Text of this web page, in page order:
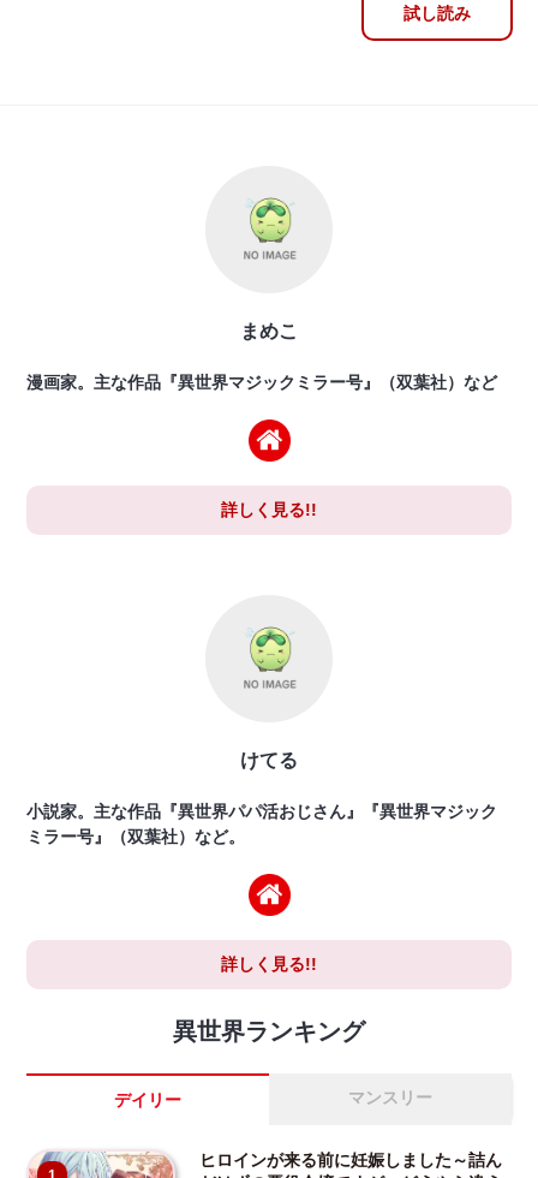
試し読み
まめこ
漫画家。主な作品『異世界マジックミラー号』（双葉社）など
詳しく見る!!
けてる
小説家。主な作品『異世界パパ活おじさん』『異世界マジック
ミラー号』（双葉社）など。
詳しく見る!!
異世界ランキング
デイリー マンスリー
ヒロインが来る前に妊娠しました～詰ん